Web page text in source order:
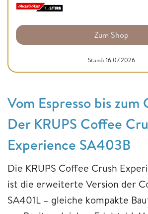
Zum Shop
Stand: 16.07.2026
Vom Espresso bis zum
Der KRUPS Coffee
Experience SA403B
Die KRUPS Coffee Crush
ist die erweiterte Version der
SA401L – gleiche kompakte